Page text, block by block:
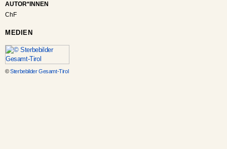
AUTOR*INNEN
ChF
MEDIEN
©Sterbebilder Gesamt-Tirol